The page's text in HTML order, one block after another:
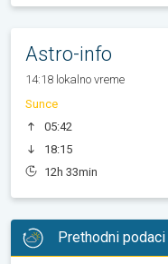
Astro-info
14:18 lokalno vreme
Sunce
05:42
18:15
12h 33min
Prethodni podaci